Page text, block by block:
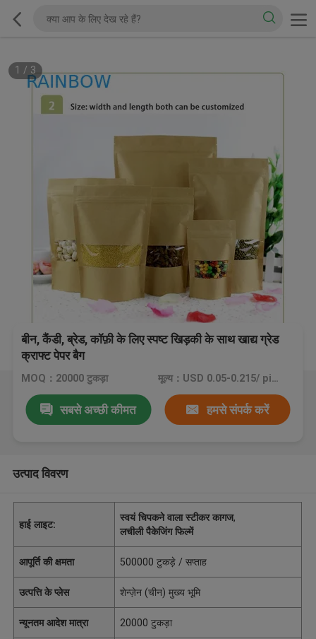
1 / 3
बीन, कैंडी, ब्रेड, कॉफ़ी के लिए स्पष्ट खिड़की के साथ खाद्य ग्रेड
क्राफ्ट पेपर बैग
MOQ：20000 टुकड़ा मूल्य：USD 0.05-0.215/ piece
सबसे अच्छी कीमत हमसे संपर्क करें
उत्पाद विवरण
हाई लाइट:
स्वयं चिपकने वाला स्टीकर कागज,
लचीली पैकेजिंग फिल्में
आपूर्ति की क्षमता 500000 टुकड़े / सप्ताह
उत्पत्ति के प्लेस शेन्ज़ेन (चीन) मुख्य भूमि
न्यूनतम आदेश मात्रा 20000 टुकड़ा